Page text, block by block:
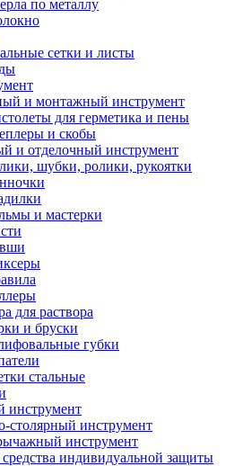
по металлу
сетки и листы
и монтажный инструмент
для герметика и пены
и скобы
и отделочный инструмент
шубки, ролики, рукоятки
и мастерки
для раствора
и бруски
губки
стальные
инструмент
столярный инструмент
инструмент
индивидуальной защиты